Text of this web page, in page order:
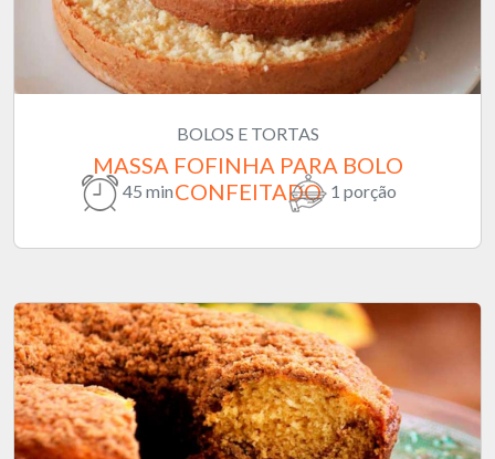
BOLOS E TORTAS
MASSA FOFINHA PARA BOLO
CONFEITADO
45 min 1 porção